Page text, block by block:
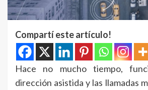
Compartí este artículo!
Hace no mucho tiempo,
dirección asistida y las llamadas